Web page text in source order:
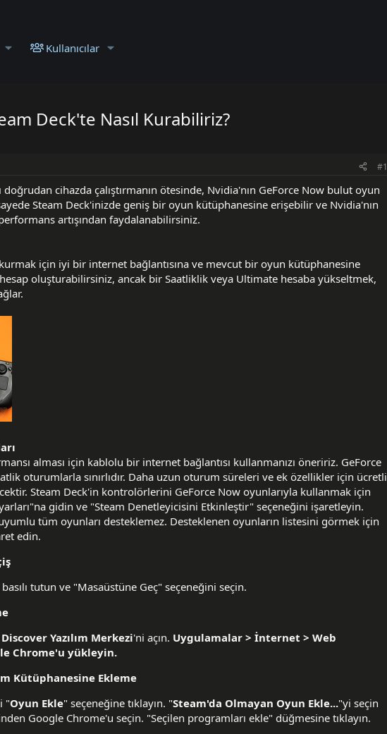
Kullanıcılar
Deck'te Nasıl Kurabiliriz?
#1
cihazda çalıştırmanın ötesinde, Nvidia'nın GeForce Now bulut oyun
Steam Deck'inizde geniş bir oyun kütüphanesine erişebilir ve Nvidia'nın
artışından faydalanabilirsiniz.
için iyi bir internet bağlantısına ve mevcut bir oyun kütüphanesine
oluşturabilirsiniz, ancak bir Saatliklik veya Ultimate hesaba yükseltmek,
alması için kablolu bir internet bağlantısı kullanmanızı öneririz. GeForce
oturumlarla sınırlıdır. Daha uzun oturum süreleri ve ek özellikler için ücretli
Steam Deck'in kontrolörlerini GeForce Now oyunlarıyla kullanmak için
gidin ve "Steam Denetleyicisini Etkinleştir" seçeneğini işaretleyin.
tüm oyunları desteklemez. Desteklenen oyunların listesini görmek için
edin.
tutun ve "Masaüstüne Geç" seçeneğini seçin.
Discover Yazılım Merkezi'ni açın. Uygulamalar > İnternet > Web
Chrome'u yükleyin.
Kütüphanesine Ekleme
"Oyun Ekle" seçeneğine tıklayın. "Steam'da Olmayan Oyun Ekle..."yi seçin
Google Chrome'u seçin. "Seçilen programları ekle" düğmesine tıklayın.